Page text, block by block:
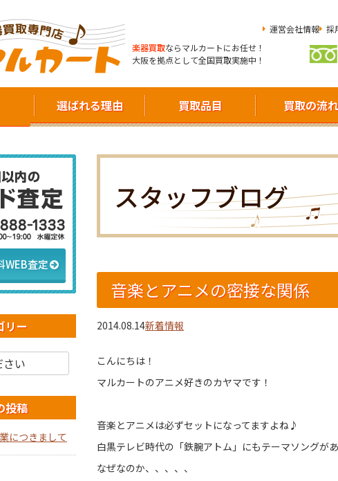
楽器買取ならマルカートにお任せ！
大阪を拠点として全国買取実施中！
運営会社情報 採
選ばれる理由 買取品目 買取の流れ
スタッフブログ
音楽とアニメの密接な関係
2014.08.14新着情報
こんにちは！
マルカートのアニメ好きのカヤマです！
音楽とアニメは必ずセットになってますよね♪
白黒テレビ時代の「鉄腕アトム」にもテーマソングが
なぜなのか、、、、、
WEB査定
リー
投稿
につきまして